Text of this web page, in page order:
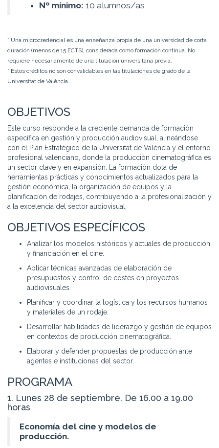
Nº mínimo: 10 alumnos/as
* Una microcredencial es una enseñanza propia de una universidad de corta
duración (menos de 15 ECTS), considerada como formación continua. No
requiere necesariamente de una titulación universitaria previa.
* Estos créditos no son convalidables en las titulaciones de grado de la
Universitat de València.
OBJETIVOS
Este curso responde a la creciente demanda de formación
específica en gestión y producción audiovisual, alineándose
con el Plan Estratégico de la Universitat de València y el entorno
profesional valenciano, donde la producción cinematográfica es
un sector clave y en expansión. La formación dota de
herramientas prácticas y conocimientos actualizados para la
gestión económica, la organización de equipos y la
planificación de rodajes, contribuyendo a la profesionalización y
a la excelencia del sector audiovisual.
OBJETIVOS ESPECÍFICOS
Analizar los modelos históricos y actuales de producción
y financiación en el cine.
Aplicar técnicas avanzadas de elaboración de
presupuestos y control de costes en proyectos
audiovisuales.
Planificar y coordinar la logística y los recursos humanos
y materiales de un rodaje.
Desarrollar habilidades de liderazgo y gestión de equipos
en contextos de producción cinematográfica.
Elaborar y defender propuestas de producción ante
agentes e instituciones del sector.
PROGRAMA
1. Lunes 28 de septiembre. De 16.00 a 19.00
horas
Economía del cine y modelos de
producción.